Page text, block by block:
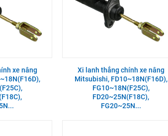
xe nâng
Xi lanh thắng chính xe nâng
Mitsubishi, FD10~18N(F16D),
FG10~18N(F25C),
FD20~25N(F18C),
FG20~25N...